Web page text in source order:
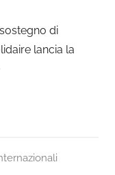
di
lancia la